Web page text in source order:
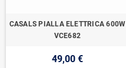
CASALS PIALLA ELETTRICA 600W
VCE682
49,00 €